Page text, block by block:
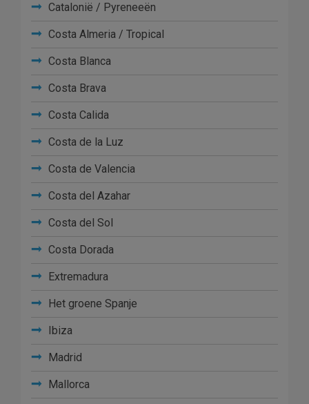
Catalonië / Pyreneeën
Costa Almeria / Tropical
Costa Blanca
Costa Brava
Costa Calida
Costa de la Luz
Costa de Valencia
Costa del Azahar
Costa del Sol
Costa Dorada
Extremadura
Het groene Spanje
Ibiza
Madrid
Mallorca